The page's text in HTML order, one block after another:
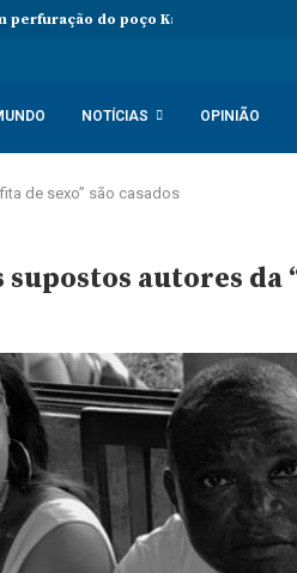
perfuração do poço Katambi-2 do bloco
NOTÍCIAS OPINIÃO
de sexo” são casados
autores da